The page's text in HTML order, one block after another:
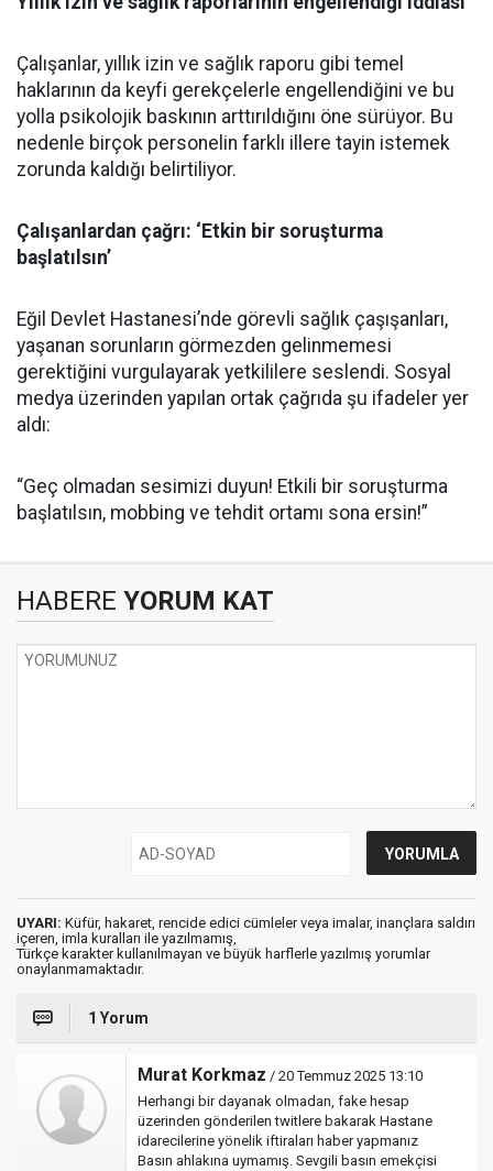
Çalışanlar, yıllık izin ve sağlık raporu gibi temel
haklarının da keyfi gerekçelerle engellendiğini ve bu
yolla psikolojik baskının arttırıldığını öne sürüyor. Bu
nedenle birçok personelin farklı illere tayin istemek
zorunda kaldığı belirtiliyor.
Çalışanlardan çağrı: ‘Etkin bir soruşturma
başlatılsın’
Eğil Devlet Hastanesi’nde görevli sağlık çaşışanları,
yaşanan sorunların görmezden gelinmemesi
gerektiğini vurgulayarak yetkililere seslendi. Sosyal
medya üzerinden yapılan ortak çağrıda şu ifadeler yer
aldı:
“Geç olmadan sesimizi duyun! Etkili bir soruşturma
başlatılsın, mobbing ve tehdit ortamı sona ersin!”
HABERE YORUM KAT
UYARI: Küfür, hakaret, rencide edici cümleler veya imalar, inançlara saldırı
içeren, imla kuralları ile yazılmamış,
Türkçe karakter kullanılmayan ve büyük harflerle yazılmış yorumlar
onaylanmamaktadır.
1 Yorum
Murat Korkmaz / 20 Temmuz 2025 13:10
Herhangi bir dayanak olmadan, fake hesap
üzerinden gönderilen twitlere bakarak Hastane
idarecilerine yönelik iftiraları haber yapmanız
Basın ahlakına uymamış. Sevgili basın emekçisi